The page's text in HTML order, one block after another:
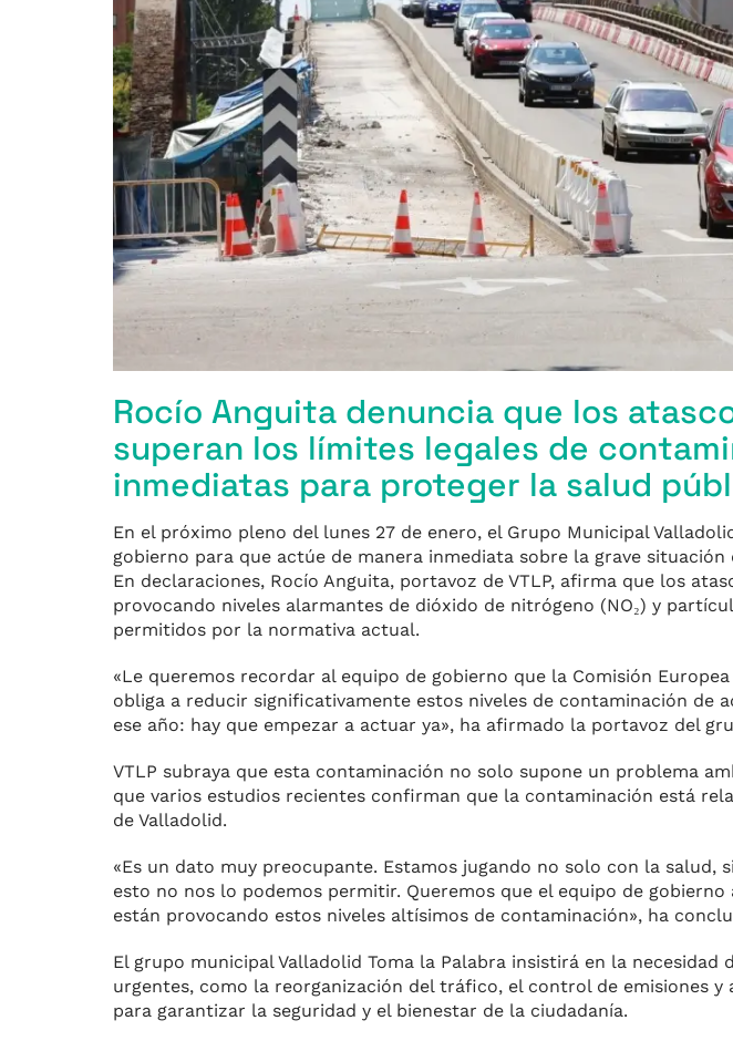
Rocío Anguita denuncia que los
superan los límites legales de
inmediatas para proteger la salud
En el próximo pleno del lunes 27 de enero, el Grupo Municipal
gobierno para que actúe de manera inmediata sobre la grave
En declaraciones, Rocío Anguita, portavoz de VTLP, afirma que los
provocando niveles alarmantes de dióxido de nitrógeno (NO₂) y
permitidos por la normativa actual.
«Le queremos recordar al equipo de gobierno que la Comisión
obliga a reducir significativamente estos niveles de contaminación de
ese año: hay que empezar a actuar ya», ha afirmado la portavoz del
VTLP subraya que esta contaminación no solo supone un problema
que varios estudios recientes confirman que la contaminación está
de Valladolid.
«Es un dato muy preocupante. Estamos jugando no solo con la salud,
esto no nos lo podemos permitir. Queremos que el equipo de
están provocando estos niveles altísimos de contaminación», ha
El grupo municipal Valladolid Toma la Palabra insistirá en la
urgentes, como la reorganización del tráfico, el control de emisiones
para garantizar la seguridad y el bienestar de la ciudadanía.